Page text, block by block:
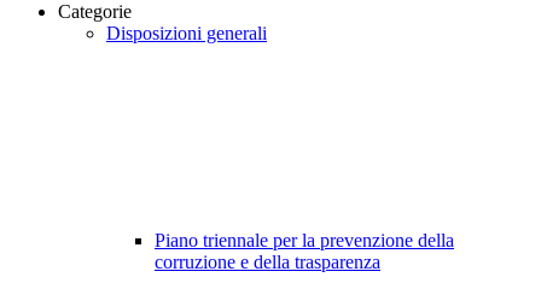
Categorie
Disposizioni generali
Piano triennale per la prevenzione della
corruzione e della trasparenza